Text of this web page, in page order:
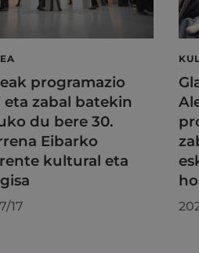
programazio
eta zabal batekin
du bere 30.
Eibarko
kultural eta
17